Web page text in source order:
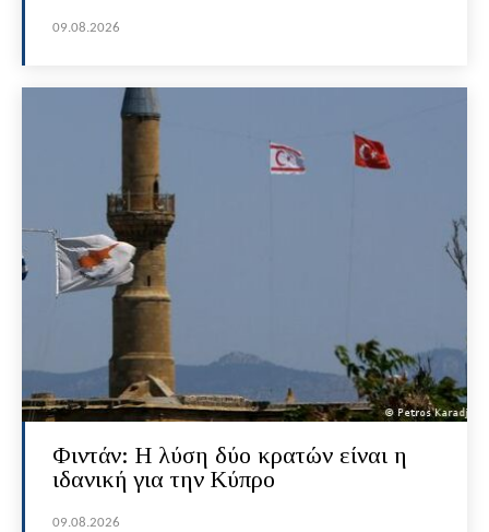
09.08.2026
Φιντάν: Η λύση δύο κρατών είναι η
ιδανική για την Κύπρο
09.08.2026